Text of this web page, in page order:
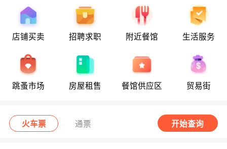
店铺买卖 招聘求职 附近餐馆 生活服务
跳蚤市场 房屋租售 餐馆供应区 贸易街
火车票 通票 开始查询